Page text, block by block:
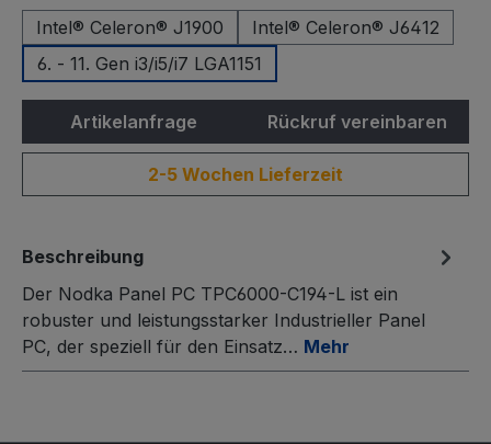
Intel® Celeron® J1900
Intel® Celeron® J6412
6. - 11. Gen i3/i5/i7 LGA1151
Artikelanfrage Rückruf vereinbaren
2-5 Wochen Lieferzeit
Beschreibung
Der Nodka Panel PC TPC6000-C194-L ist ein
robuster und leistungsstarker Industrieller Panel
PC, der speziell für den Einsatz… Mehr